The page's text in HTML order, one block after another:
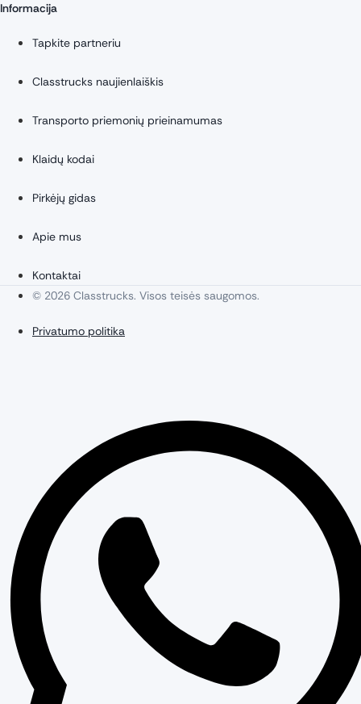
Informacija
Tapkite partneriu
Classtrucks naujienlaiškis
Transporto priemonių prieinamumas
Klaidų kodai
Pirkėjų gidas
Apie mus
Kontaktai
© 2026 Classtrucks. Visos teisės saugomos.
Privatumo politika